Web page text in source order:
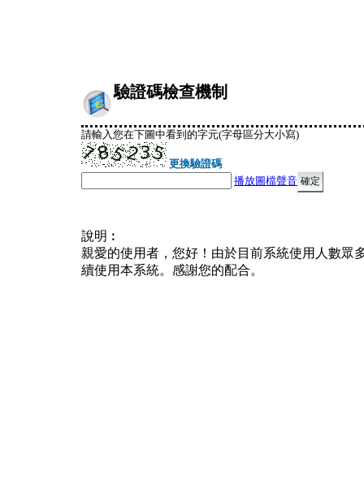
驗證碼檢查機制
請輸入您在下圖中看到的字元(字母區分大小寫)
更換驗證碼
播放圖檔聲音
說明︰
親愛的使用者，您好！由於目前系統使用人數眾
續使用本系統。感謝您的配合。